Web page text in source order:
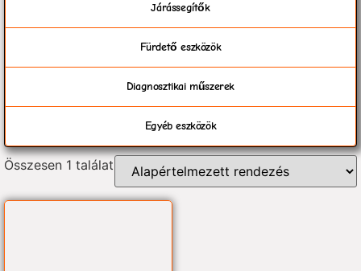
Járássegítők
Fürdető eszközök
Diagnosztikai műszerek
Egyéb eszközök
Összesen 1 találat